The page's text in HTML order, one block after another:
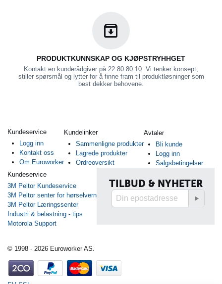
PRODUKTKUNNSKAP OG KJØPSTRYHHGET
Kontakt en kunderådgiver på 22 80 80 10. Vi tenker konsept,
stiller spørsmål og lytter for å finne fram til produktløsninger som
best dekker behovene.
Kundeservice
Logg inn
Kontakt oss
Om Euroworker
Kundelinker
Sammenligne produkter
Lagrede produkter
Ordreoversikt
Avtaler
Bli kunde
Logg inn
Salgsbetingelser
Kundeservice
3M Peltor Kundeservice
3M Peltor senter for hørselvern
3M Peltor Læringssenter
Industri & belastning - tips
Motorola Support
TILBUD & NYHETER
© 1998 - 2026 Euroworker AS.